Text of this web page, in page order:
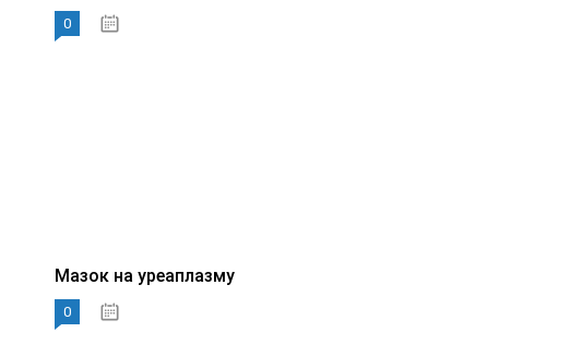
0
Мазок на уреаплазму
0